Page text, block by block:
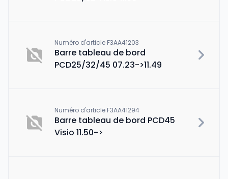
Numéro d'article F3AA41203
Barre tableau de bord
PCD25/32/45 07.23->11.49
Numéro d'article F3AA41294
Barre tableau de bord PCD45
Visio 11.50->